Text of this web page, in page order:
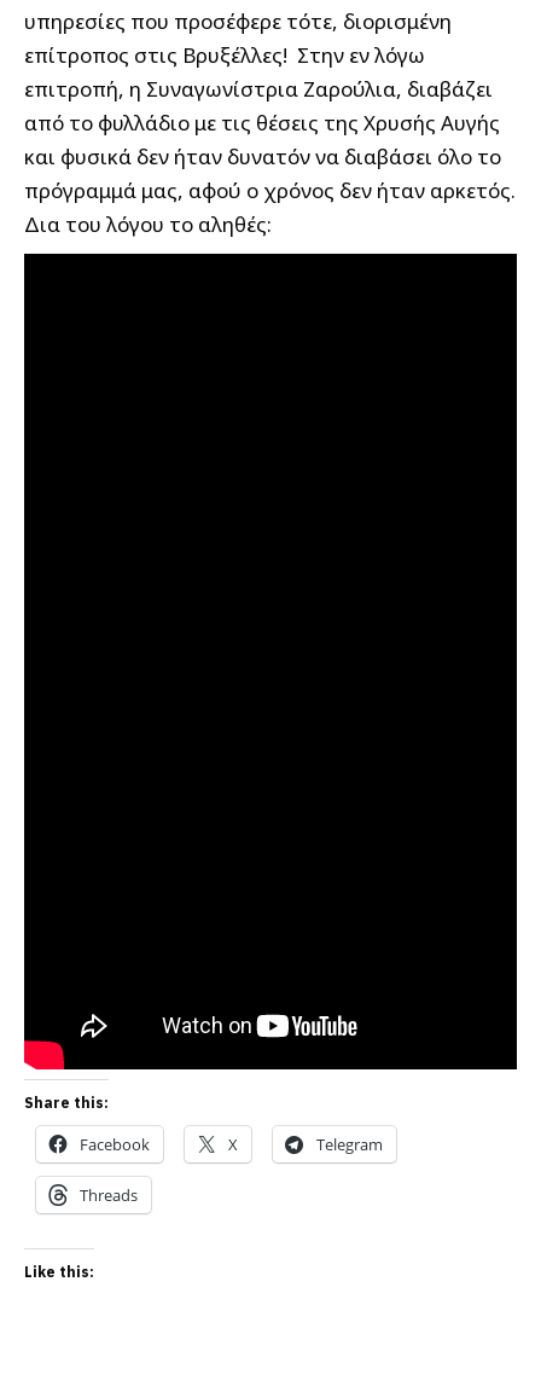
υπηρεσίες που προσέφερε τότε, διορισμένη
επίτροπος στις Βρυξέλλες! Στην εν λόγω
επιτροπή, η Συναγωνίστρια Ζαρούλια, διαβάζει
από το φυλλάδιο με τις θέσεις της Χρυσής Αυγής
και φυσικά δεν ήταν δυνατόν να διαβάσει όλο το
πρόγραμμά μας, αφού ο χρόνος δεν ήταν αρκετός.
Δια του λόγου το αληθές:
Share this:
Facebook X Telegram
Threads
Like this: